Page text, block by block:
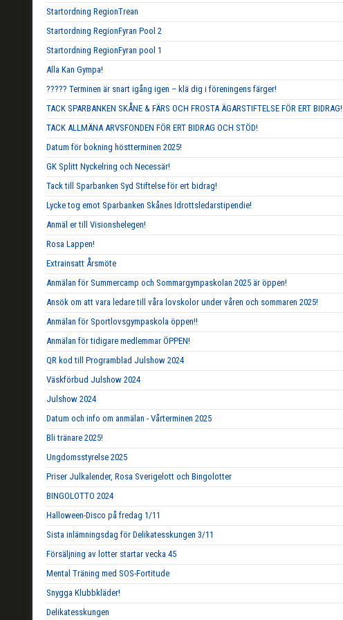
Startordning RegionTrean
Startordning RegionFyran Pool 2
Startordning RegionFyran pool 1
Alla Kan Gympa!
????? Terminen är snart igång igen – klä dig i föreningens färger!
TACK SPARBANKEN SKÅNE & FÄRS OCH FROSTA ÄGARSTIFTELSE FÖR ERT BIDRAG!
TACK ALLMÄNA ARVSFONDEN FÖR ERT BIDRAG OCH STÖD!
Datum för bokning höstterminen 2025!
GK Splitt Nyckelring och Necessär!
Tack till Sparbanken Syd Stiftelse för ert bidrag!
Lycke tog emot Sparbanken Skånes Idrottsledarstipendie!
Anmäl er till Visionshelegen!
Rosa Lappen!
Extrainsatt Årsmöte
Anmälan för Summercamp och Sommargympaskolan 2025 är öppen!
Ansök om att vara ledare till våra lovskolor under våren och sommaren 2025!
Anmälan för Sportlovsgympaskola öppen!!
Anmälan för tidigare medlemmar ÖPPEN!
QR kod till Programblad Julshow 2024
Väskförbud Julshow 2024
Julshow 2024
Datum och info om anmälan - Vårterminen 2025
Bli tränare 2025!
Ungdomsstyrelse 2025
Priser Julkalender, Rosa Sverigelott och Bingolotter
BINGOLOTTO 2024
Halloween-Disco på fredag 1/11
Sista inlämningsdag för Delikatesskungen 3/11
Försäljning av lotter startar vecka 45
Mental Träning med SOS-Fortitude
Snygga Klubbkläder!
Delikatesskungen